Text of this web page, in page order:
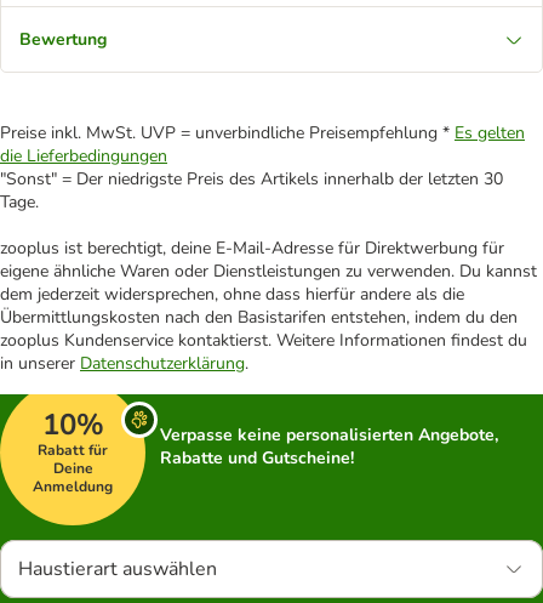
Bewertung
Preise inkl. MwSt. UVP = unverbindliche Preisempfehlung * Es gelten
die Lieferbedingungen
"Sonst" = Der niedrigste Preis des Artikels innerhalb der letzten 30
Tage.
zooplus ist berechtigt, deine E-Mail-Adresse für Direktwerbung für
eigene ähnliche Waren oder Dienstleistungen zu verwenden. Du kannst
dem jederzeit widersprechen, ohne dass hierfür andere als die
Übermittlungskosten nach den Basistarifen entstehen, indem du den
zooplus Kundenservice kontaktierst. Weitere Informationen findest du
in unserer Datenschutzerklärung.
10%
Rabatt für
Deine
Anmeldung
Verpasse keine personalisierten Angebote,
Rabatte und Gutscheine!
Haustierart auswählen